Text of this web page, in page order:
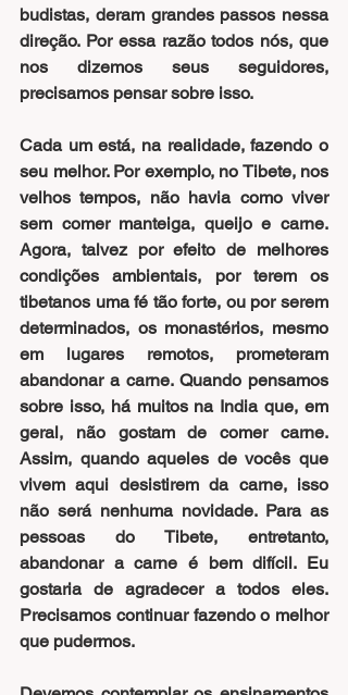
budistas, deram grandes passos nessa
direção. Por essa razão todos nós, que
nos dizemos seus seguidores,
precisamos pensar sobre isso.
Cada um está, na realidade, fazendo o
seu melhor. Por exemplo, no Tibete, nos
velhos tempos, não havia como viver
sem comer manteiga, queijo e carne.
Agora, talvez por efeito de melhores
condições ambientais, por terem os
tibetanos uma fé tão forte, ou por serem
determinados, os monastérios, mesmo
em lugares remotos, prometeram
abandonar a carne. Quando pensamos
sobre isso, há muitos na India que, em
geral, não gostam de comer carne.
Assim, quando aqueles de vocês que
vivem aqui desistirem da carne, isso
não será nenhuma novidade. Para as
pessoas do Tibete, entretanto,
abandonar a carne é bem difícil. Eu
gostaria de agradecer a todos eles.
Precisamos continuar fazendo o melhor
que pudermos.